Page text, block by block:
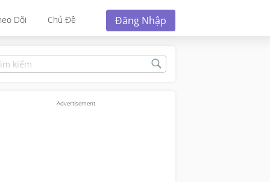
Dõi Chủ Đề Đăng Nhập